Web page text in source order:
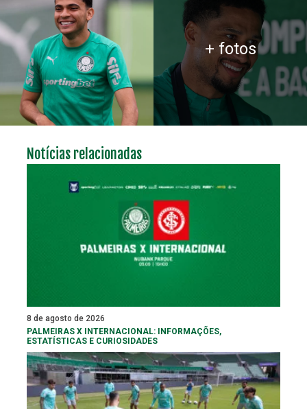
+ fotos
Notícias relacionadas
8 de agosto de 2026
PALMEIRAS X INTERNACIONAL: INFORMAÇÕES,
ESTATÍSTICAS E CURIOSIDADES